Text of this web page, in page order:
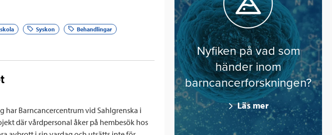
Syskon
Behandlingar
har Barncancercentrum vid Sahlgrenska i
där vårdpersonal åker på hembesök hos
Nyfiken på vad som
händer inom
barncancerforskningen?
Läs mer